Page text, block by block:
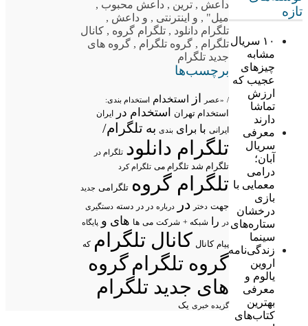
تازه
۱۰ سریال
مشابه
چیزهای
عجیب که
ارزش
تماشا
دارند
معرفی
سریال
آبان؛
درامی
معمایی با
بازی
درخشان
ستاره‌های
سینما
زندگی‌نامه
اروین
یالوم و
معرفی
بهترین
کتاب‌های
داعش , ترین , داعش محبوب ,
میل" , و اینترنتی , و داعش ,
تلگرام دانلود , تلگرام گروه , کانال
تلگرام , گروه تلگرام , گروه های
جدید تلگرام
برچسب‌ها
/ «عصر از استخدام استخدام بندی:
استخدام تهران استخدام در ایران
ایرانی با برای بندی به تلگرام/
تلگرام دانلود تلگرام در
تلگرام شد تلگرام می تلگرام کرد
تلگرام گروه تلگرامی جدید
جهت دختر در درباره در در دسته دستگیری
در
را شبکه + شرکت می ها های و پایگاه
پیام کانال کانال تلگرام که
گروه تلگرامگروه
های جدید تلگرام
گزیده خبری یک